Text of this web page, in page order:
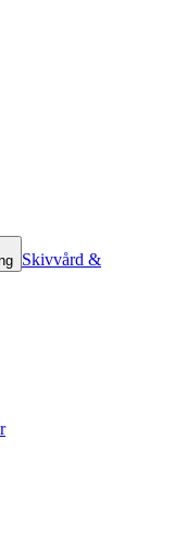
Skivvård &